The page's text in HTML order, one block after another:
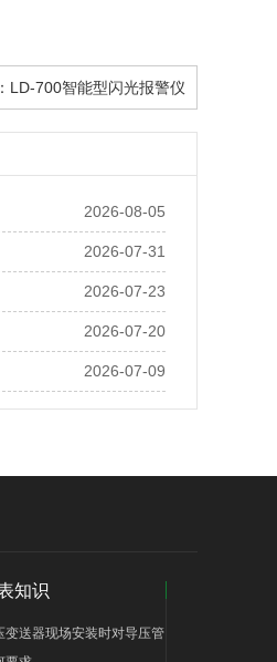
LD-700智能型闪光报警仪
2026-08-05
2026-07-31
2026-07-23
2026-07-20
2026-07-09
知识
变送器现场安装时对导压管